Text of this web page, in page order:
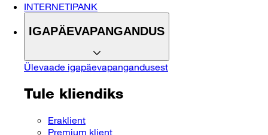
INTERNETIPANK
IGAPÄEVAPANGANDUS
Ülevaade igapäevapangandusest
Tule kliendiks
Eraklient
Premium klient